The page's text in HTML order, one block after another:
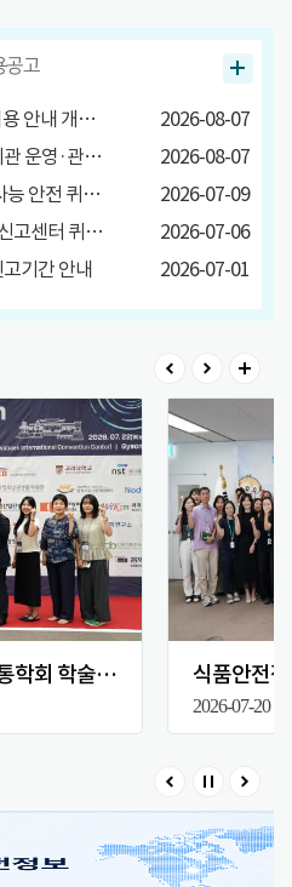
[안내] 개인정보수집 및 이용 안내 개정 안내
2026-08-07
규제과학 전문인력 양성기관 운영·관리방안 마련 연구 관련 설문조사
2026-08-07
숫자로 알아보는 식품 방사능 안전 퀴즈 당첨자 발표
2026-07-09
1399 부정·불량식품통합신고센터 퀴즈 이벤트 당첨자 발표
2026-07-06
기간 안내
2026-07-01
공고
2026년 한국식품저장유통학회 학술대회 식품안전
2026-07-20